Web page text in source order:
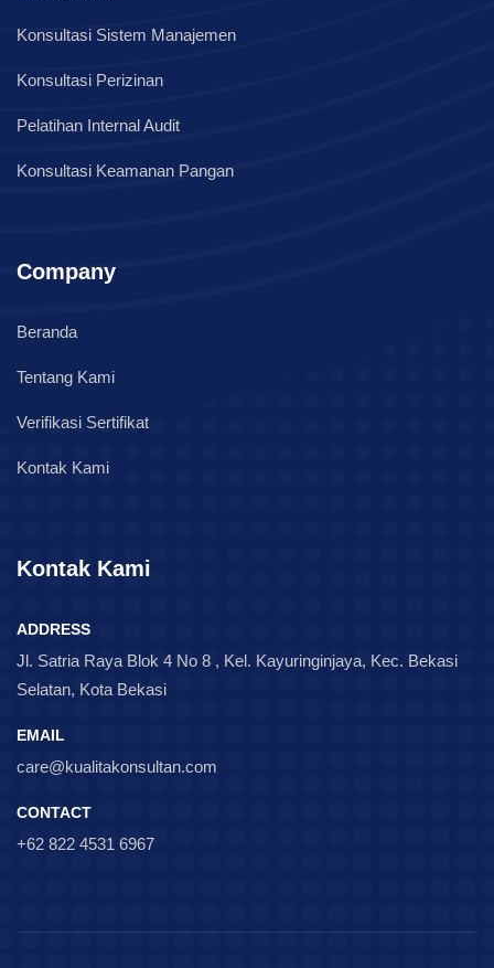
Konsultasi Sistem Manajemen
Konsultasi Perizinan
Pelatihan Internal Audit
Konsultasi Keamanan Pangan
Company
Beranda
Tentang Kami
Verifikasi Sertifikat
Kontak Kami
Kontak Kami
ADDRESS
Jl. Satria Raya Blok 4 No 8 , Kel. Kayuringinjaya, Kec. Bekasi
Selatan, Kota Bekasi
EMAIL
care@kualitakonsultan.com
CONTACT
+62 822 4531 6967